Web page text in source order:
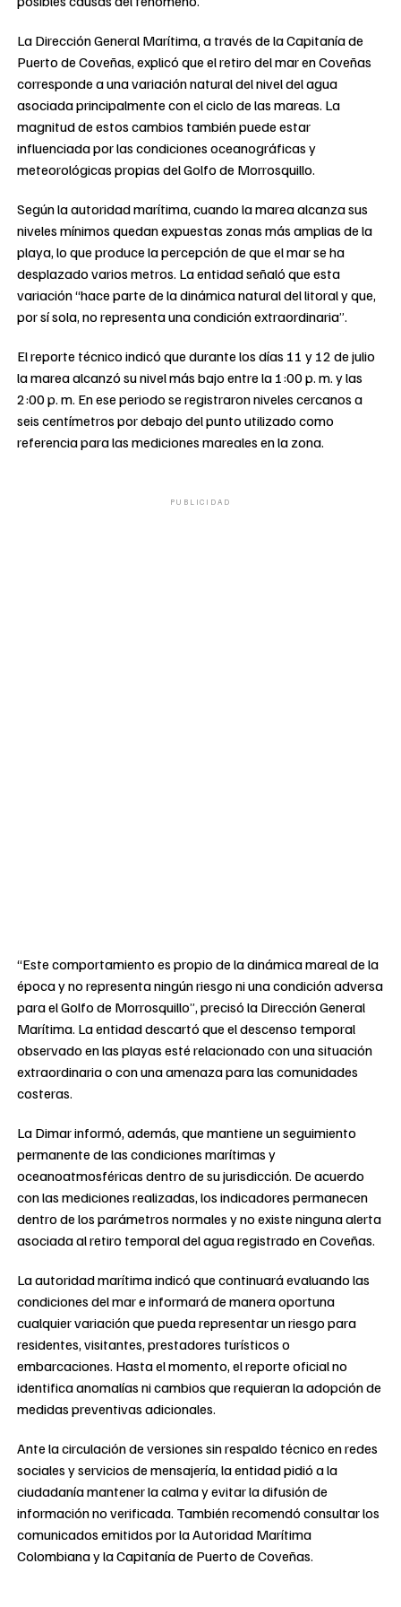
La Dirección General Marítima, a través de la Capitanía de
Puerto de Coveñas, explicó que el retiro del mar en Coveñas
corresponde a una variación natural del nivel del agua
asociada principalmente con el ciclo de las mareas. La
magnitud de estos cambios también puede estar
influenciada por las condiciones oceanográficas y
meteorológicas propias del Golfo de Morrosquillo.
Según la autoridad marítima, cuando la marea alcanza sus
niveles mínimos quedan expuestas zonas más amplias de la
playa, lo que produce la percepción de que el mar se ha
desplazado varios metros. La entidad señaló que esta
variación “hace parte de la dinámica natural del litoral y que,
por sí sola, no representa una condición extraordinaria”.
El reporte técnico indicó que durante los días 11 y 12 de julio
la marea alcanzó su nivel más bajo entre la 1:00 p. m. y las
2:00 p. m. En ese periodo se registraron niveles cercanos a
seis centímetros por debajo del punto utilizado como
referencia para las mediciones mareales en la zona.
PUBLICIDAD
“Este comportamiento es propio de la dinámica mareal de la
época y no representa ningún riesgo ni una condición adversa
para el Golfo de Morrosquillo”, precisó la Dirección General
Marítima. La entidad descartó que el descenso temporal
observado en las playas esté relacionado con una situación
extraordinaria o con una amenaza para las comunidades
costeras.
La Dimar informó, además, que mantiene un seguimiento
permanente de las condiciones marítimas y
oceanoatmosféricas dentro de su jurisdicción. De acuerdo
con las mediciones realizadas, los indicadores permanecen
dentro de los parámetros normales y no existe ninguna alerta
asociada al retiro temporal del agua registrado en Coveñas.
La autoridad marítima indicó que continuará evaluando las
condiciones del mar e informará de manera oportuna
cualquier variación que pueda representar un riesgo para
residentes, visitantes, prestadores turísticos o
embarcaciones. Hasta el momento, el reporte oficial no
identifica anomalías ni cambios que requieran la adopción de
medidas preventivas adicionales.
Ante la circulación de versiones sin respaldo técnico en redes
sociales y servicios de mensajería, la entidad pidió a la
ciudadanía mantener la calma y evitar la difusión de
información no verificada. También recomendó consultar los
comunicados emitidos por la Autoridad Marítima
Colombiana y la Capitanía de Puerto de Coveñas.